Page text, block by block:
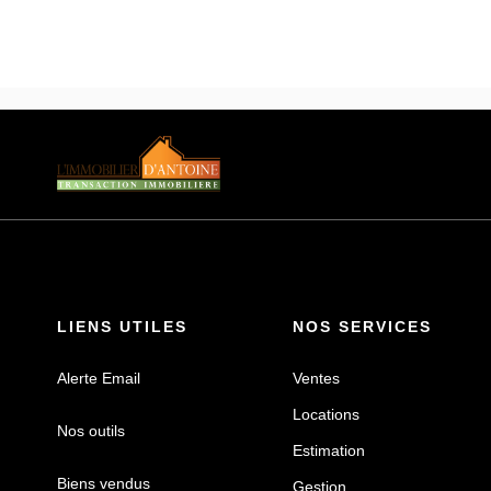
LIENS UTILES
Alerte Email
Nos outils
Biens vendus
NOS SERVICES
Ventes
Locations
Estimation
Gestion